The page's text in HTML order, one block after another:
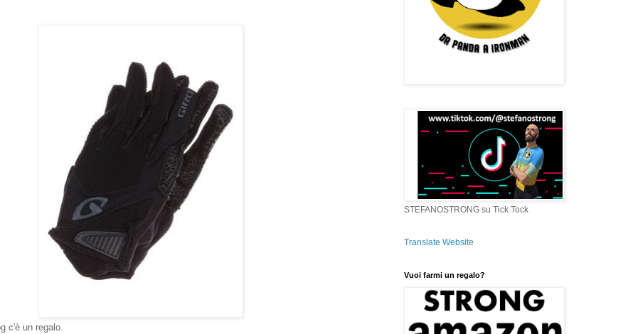
c'è un regalo.
STEFANOSTRONG su Tick Tock
Translate Website
Vuoi farmi un regalo?